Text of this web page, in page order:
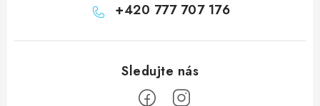
+420 777 707 176